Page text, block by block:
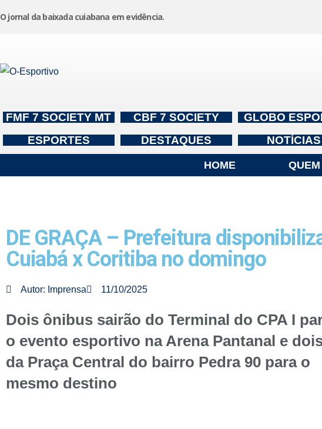
o
O jornal da baixada cuiabana em evidência.
FMF 7 SOCIETY MT CBF 7 SOCIETY GLOBO
ESPORTES
DESTAQUES NOTÍCIAS
HOME
DE GRAÇA – Prefeitura
Cuiabá x Coritiba no domingo
Autor: Imprensa 11/10/2025
Dois ônibus sairão do Terminal do CPA I
o evento esportivo na Arena Pantanal e
da Praça Central do bairro Pedra 90 para o
mesmo destino